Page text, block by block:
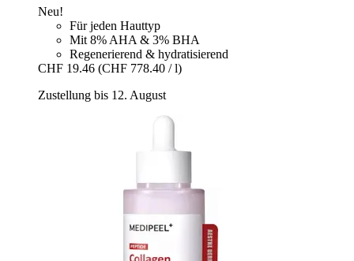
Neu!
Für jeden Hauttyp
Mit 8% AHA & 3% BHA
Regenerierend & hydratisierend
CHF 19.46 (CHF 778.40 / l)
Zustellung bis 12. August